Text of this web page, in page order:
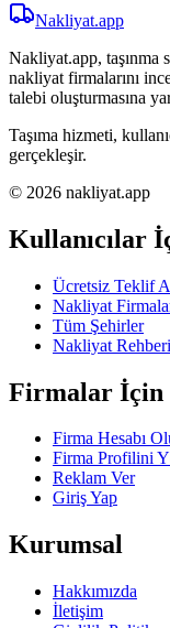
Nakliyat.app
Nakliyat.app, taşınma
nakliyat firmalarını
talebi oluşturmasına
Taşıma hizmeti,
gerçekleşir.
© 2026 nakliyat.app
Kullanıcılar
Ücretsiz Teklif
Nakliyat
Tüm Şehirler
Nakliyat Rehberi
Firmalar İçin
Firma Hesabı
Firma Profilini
Reklam Ver
Giriş Yap
Kurumsal
Hakkımızda
İletişim